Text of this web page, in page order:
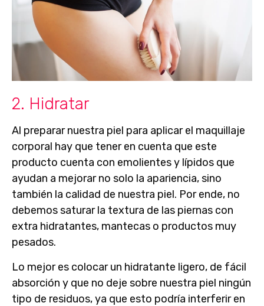
2. Hidratar
Al preparar nuestra piel para aplicar el maquillaje
corporal hay que tener en cuenta que este
producto cuenta con emolientes y lípidos que
ayudan a mejorar no solo la apariencia, sino
también la calidad de nuestra piel. Por ende, no
debemos saturar la textura de las piernas con
extra hidratantes, mantecas o productos muy
pesados.
Lo mejor es colocar un hidratante ligero, de fácil
absorción y que no deje sobre nuestra piel ningún
tipo de residuos, ya que esto podría interferir en